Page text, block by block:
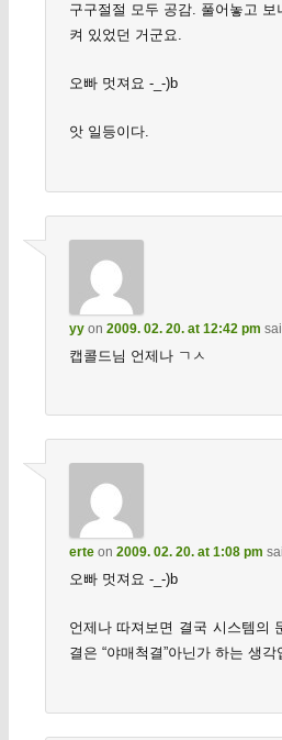
구구절절 모두 공감. 풀어놓고 보
켜 있었던 거군요.
오빠 멋져요 -_-)b
앗 일등이다.
yyon 2009. 02. 20. at 12:42 pm
캡콜드님 언제나 ㄱㅅ
erteon 2009. 02. 20. at 1:08 pm
오빠 멋져요 -_-)b
언제나 따져보면 결국 시스템의
결은 “야매척결”아닌가 하는 생각